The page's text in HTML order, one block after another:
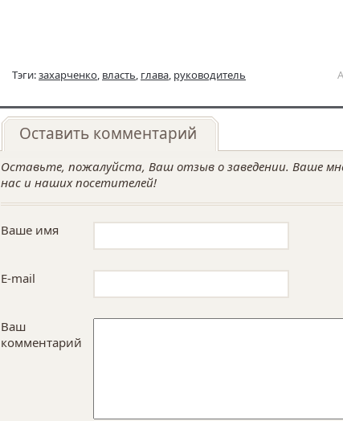
Тэги:захарченко, власть, глава, руководитель
Оставить комментарий
Оставьте, пожалуйста, Ваш отзыв о заведении. Ваше
нас и наших посетителей!
Ваше имя
E-mail
Ваш
комментарий